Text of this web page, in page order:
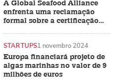
A Global Seafood Alliance
enfrenta uma reclamação
formal sobre a certificação
Europa financiará projeto de
algas marinhas no valor de 9
milhões de euros
STARTUPS1 novembro 2024